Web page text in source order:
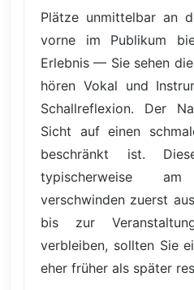
Plätze unmittelbar an
vorne im Publikum
Erlebnis — Sie sehen
hören Vokal und
Schallreflexion. Der
Sicht auf einen
beschränkt ist.
typischerweise
verschwinden zuerst
bis zur
verbleiben, sollten Sie
eher früher als später